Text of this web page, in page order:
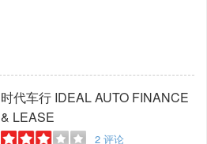
时代车行IDEAL AUTO FINANCE
& LEASE
2评论